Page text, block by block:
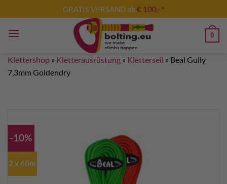
Inhalt
springen
GRATIS VERSAND ab€ 100,- *
0
Klettershop » Kletterausrüstung » Kletterseil » Beal Gully
7,3mm Goldendry
-10%
2 x 60m